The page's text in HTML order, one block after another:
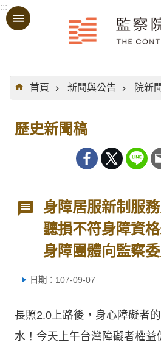
跳到主要內容區塊
:::
:::
首頁
新聞與公告 院新
歷史新聞稿
身障居服新制服
聽損不符身障資
身障團體向監察
日期：107-09-07
長照2.0上路後，身心障礙者
水！今天上午台灣障礙者權益